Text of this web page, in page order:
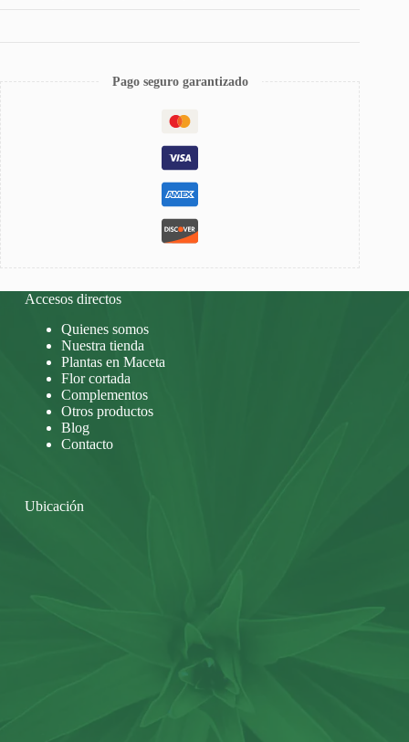
Pago seguro garantizado
Accesos directos
Quienes somos
Nuestra tienda
Plantas en Maceta
Flor cortada
Complementos
Otros productos
Blog
Contacto
Ubicación